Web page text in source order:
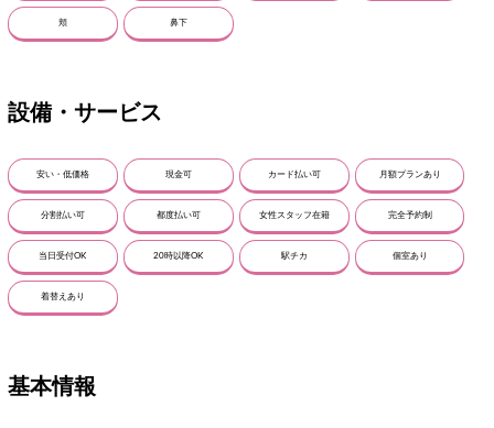
頬 鼻下
設備・サービス
安い・低価格 現金可 カード払い可 月額プランあり
分割払い可 都度払い可 女性スタッフ在籍 完全予約制
当日受付OK 20時以降OK 駅チカ 個室あり
着替えあり
基本情報